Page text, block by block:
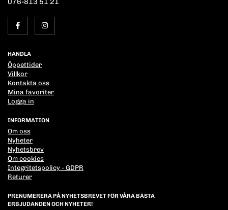
HANDLA
Öppettider
Villkor
Kontakta oss
Mina favoriter
Logga in
INFORMATION
Om oss
Nyheter
Nyhetsbrev
Om cookies
Integritetspolicy - GDPR
Returer
PRENUMERERA PÅ NYHETSBREVET FÖR VÅRA BÄSTA
ERBJUDANDEN OCH NYHETER!